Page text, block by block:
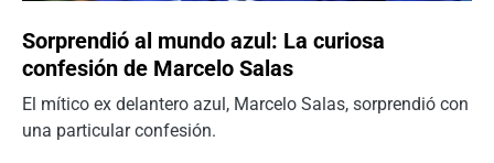
Sorprendió al mundo azul: La curiosa
confesión de Marcelo Salas
El mítico ex delantero azul, Marcelo Salas, sorprendió con
una particular confesión.